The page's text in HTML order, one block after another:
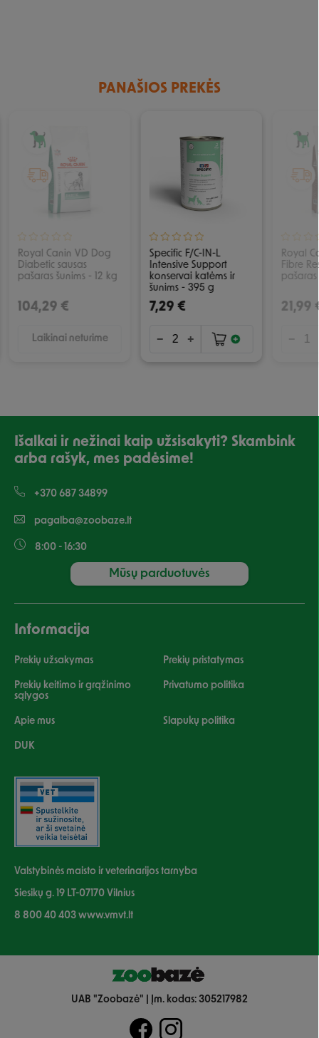
PANAŠIOS PREKĖS
Royal Canin VD Dog
Diabetic sausas
pašaras šunims - 12 kg
104,29 €
Laikinai neturime
Specific F/C-IN-L
Intensive Support
konservai katėms ir
šunims - 395 g
7,29 €
Royal
Fibre
21,99
Išalkai ir nežinai kaip užsisakyti? Skambink
arba rašyk, mes padėsime!
+370 687 34899
pagalba@zoobaze.lt
8:00 - 16:30
Mūsų parduotuvės
Informacija
Prekių užsakymas Prekių pristatymas
Prekių keitimo ir grąžinimo
sąlygos
Privatumo politika
Apie mus Slapukų politika
DUK
Valstybinės maisto ir veterinarijos tarnyba
Siesikų g. 19 LT-07170 Vilnius
8 800 40 403 www.vmvt.lt
UAB "Zoobazė" | Įm. kodas: 305217982